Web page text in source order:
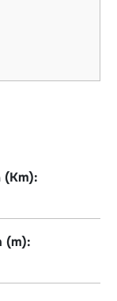
(Km):
(m):